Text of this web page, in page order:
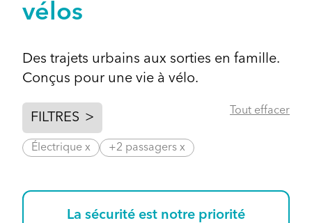
vélos
Des trajets urbains aux sorties en famille.
Conçus pour une vie à vélo.
FILTRES > Tout effacer
Électrique x +2 passagers x
La sécurité est notre priorité